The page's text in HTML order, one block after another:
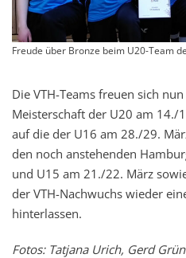
Freude über Bronze beim U20-Team
Die VTH-Teams freuen sich
Meisterschaft der U20 am 14./
auf die der U16 am 28./29.
den noch anstehenden
und U15 am 21./22. März
der VTH-Nachwuchs wieder
hinterlassen.
Fotos: Tatjana Urich, Gerd Grün